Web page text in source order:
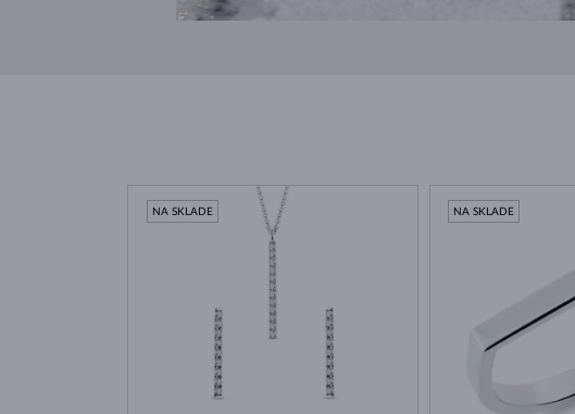
NA SKLADE NA SKLADE